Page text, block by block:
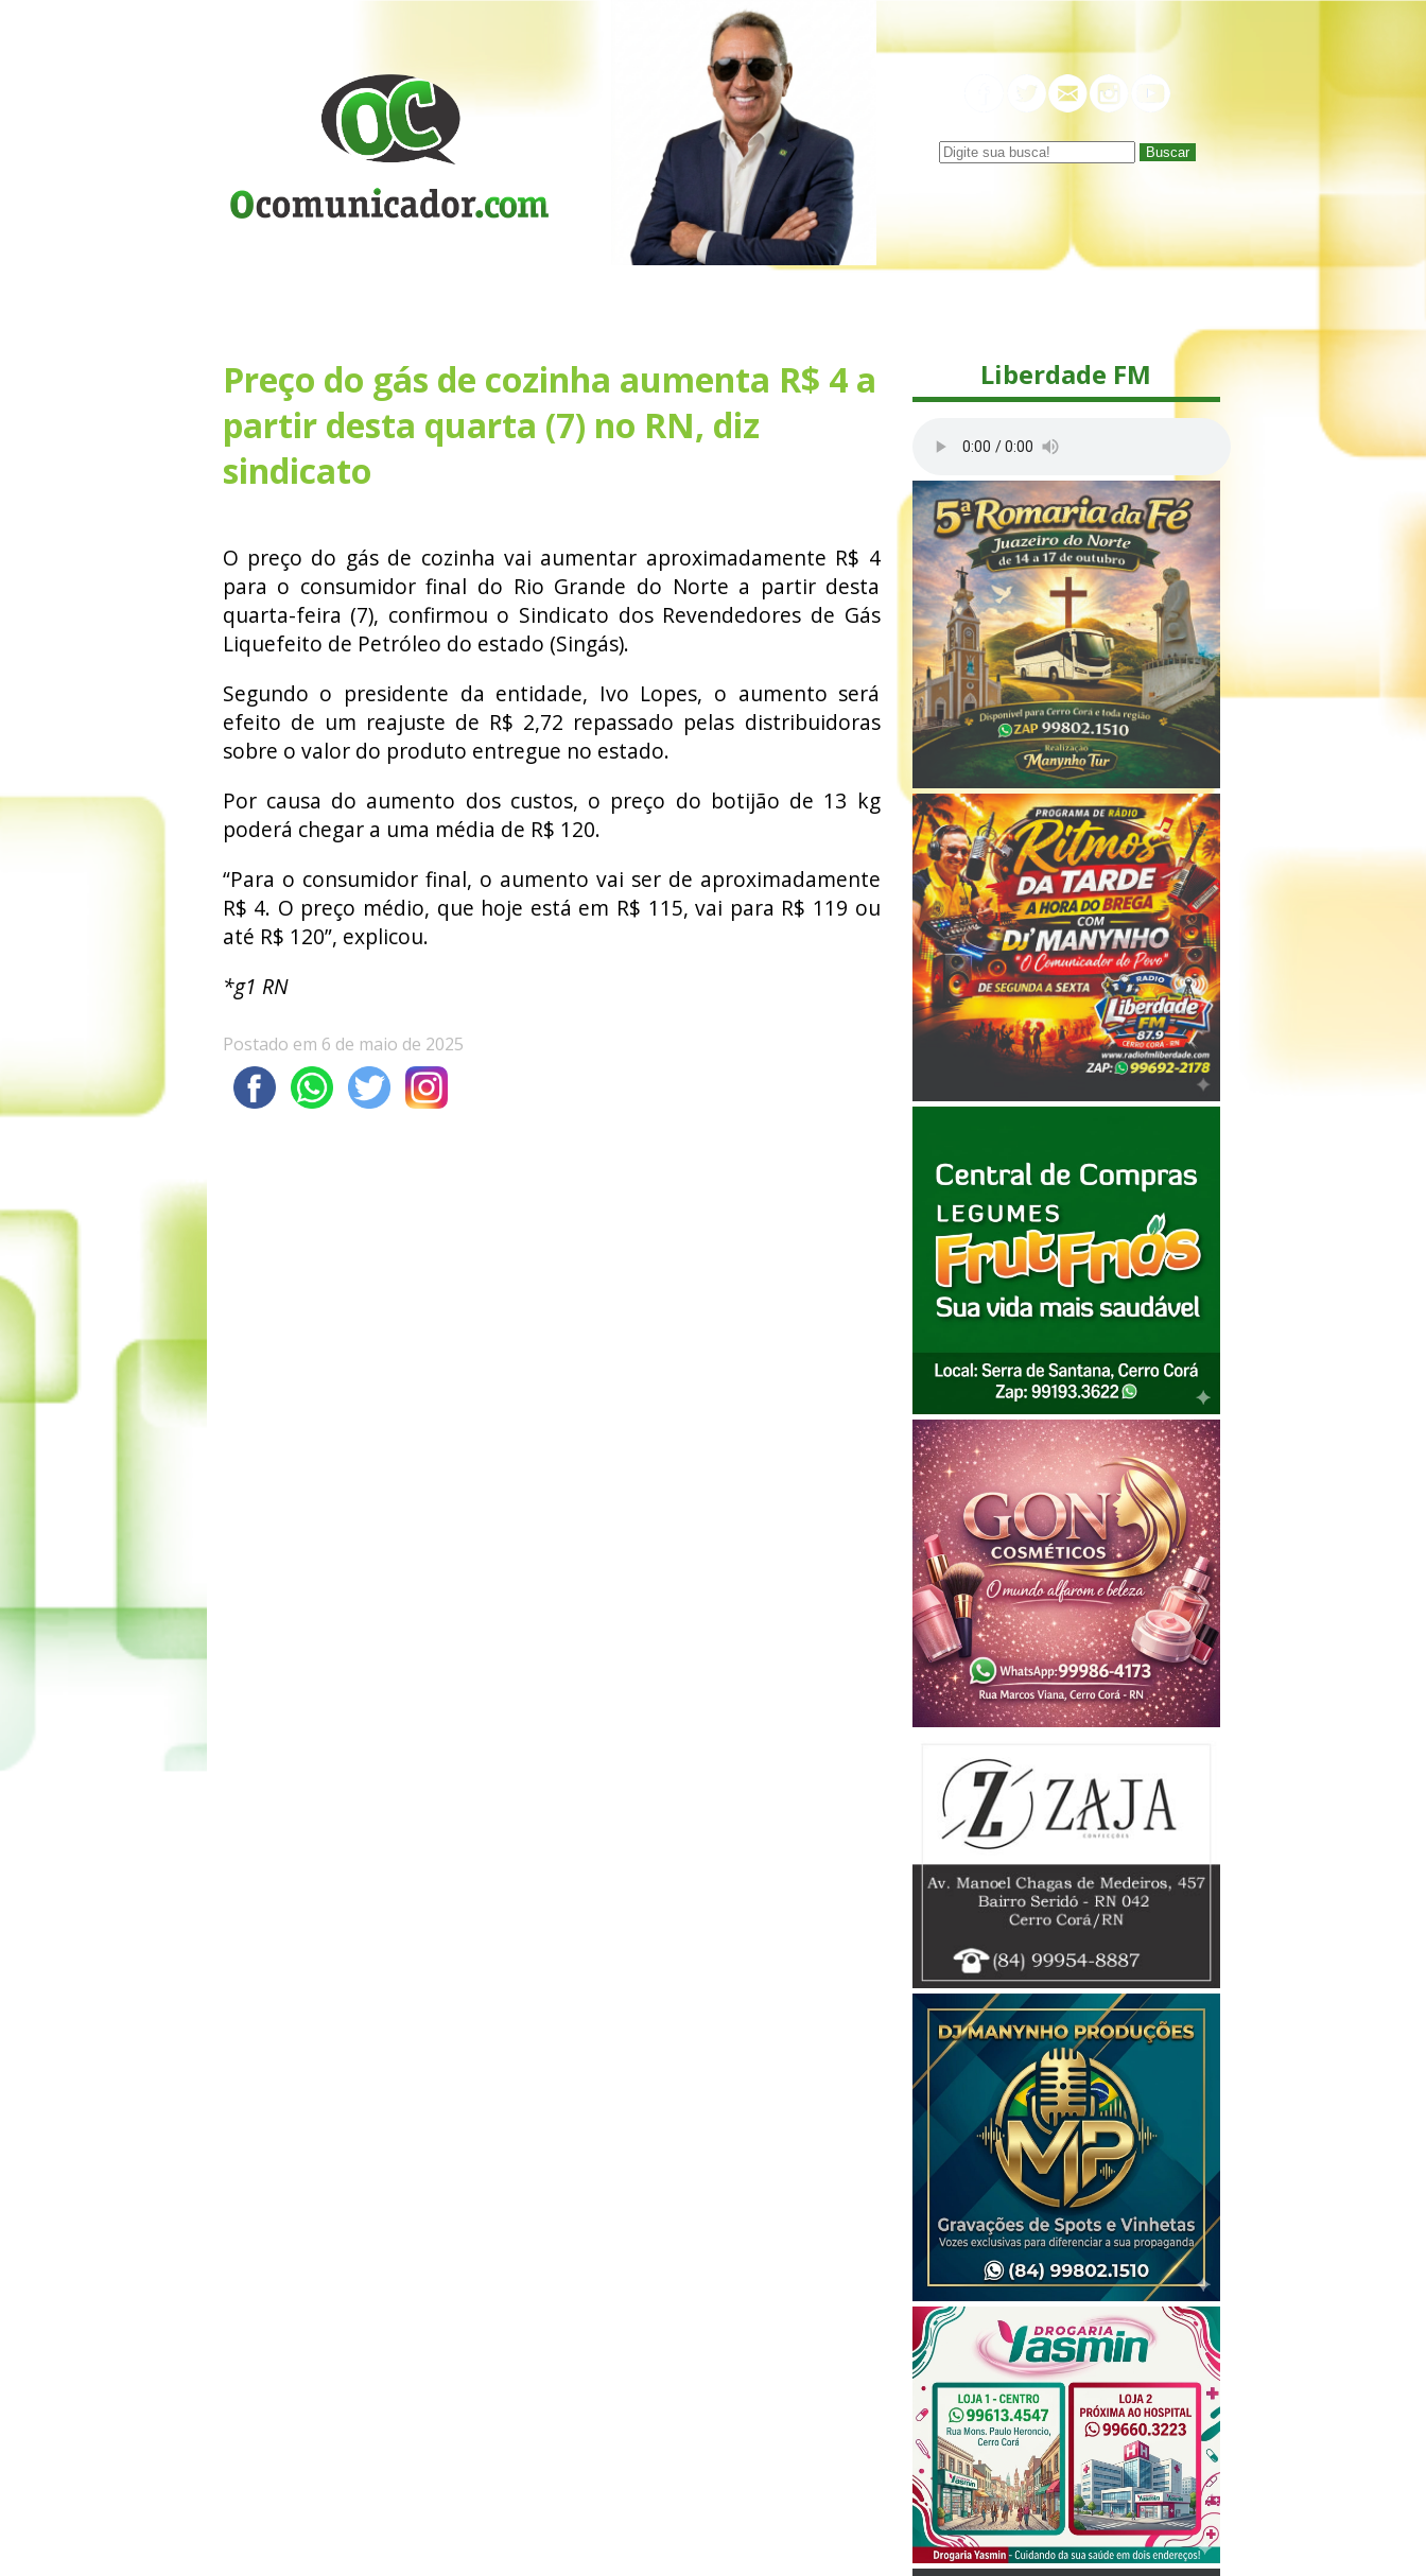
Buscar
Preço do gás de cozinha aumenta R$ 4 a
partir desta quarta (7) no RN, diz
sindicato
O preço do gás de cozinha vai aumentar aproximadamente R$ 4
para o consumidor final do Rio Grande do Norte a partir desta
quarta-feira (7), confirmou o Sindicato dos Revendedores de Gás
Liquefeito de Petróleo do estado (Singás).
Segundo o presidente da entidade, Ivo Lopes, o aumento será
efeito de um reajuste de R$ 2,72 repassado pelas distribuidoras
sobre o valor do produto entregue no estado.
Por causa do aumento dos custos, o preço do botijão de 13 kg
poderá chegar a uma média de R$ 120.
“Para o consumidor final, o aumento vai ser de aproximadamente
R$ 4. O preço médio, que hoje está em R$ 115, vai para R$ 119 ou
até R$ 120”, explicou.
*g1 RN
Postado em 6 de maio de 2025
Liberdade FM